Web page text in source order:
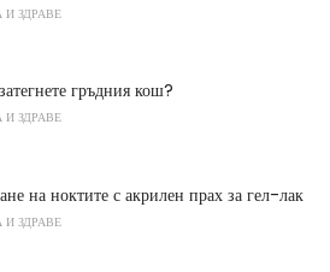
И ЗДРАВЕ
гръдния кош?
И ЗДРАВЕ
на ноктите с акрилен прах за гел-лак
И ЗДРАВЕ